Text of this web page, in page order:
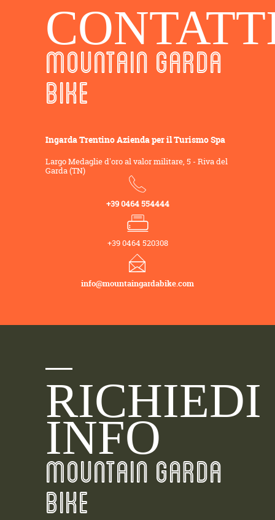
MOUNTAIN GARDA
BIKE
Ingarda Trentino Azienda per il Turismo Spa
Largo Medaglie d'oro al valor militare, 5 - Riva del
Garda (TN)
+39 0464 554444
+39 0464 520308
info@mountaingardabike.com
RICHIEDI
INFO
MOUNTAIN GARDA
BIKE